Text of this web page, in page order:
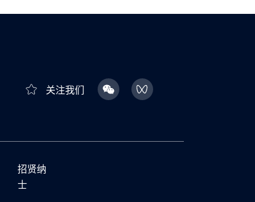
关注我们
招贤纳
士